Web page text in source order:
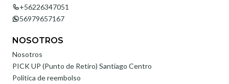
+56226347051
56979657167
NOSOTROS
Nosotros
PICK UP (Punto de Retiro) Santiago Centro
Politica de reembolso